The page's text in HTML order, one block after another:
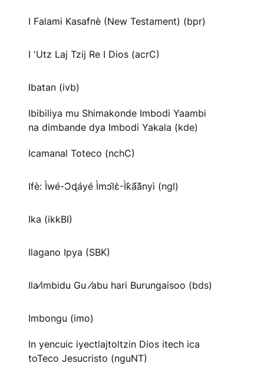
I Falami Kasafnè (New Testament) (bpr)
I ʼUtz Laj Tzij Re I Dios (acrC)
Ibatan (ivb)
Ibibiliya mu Shimakonde Imbodi Yaambi
na dimbande dya Imbodi Yakala (kde)
Icamanal Toteco (nchC)
Ifè: Ìwé-Ɔ̀ɖáyé Ìmↄl̀ɛ̀-Ìk̀ã́ã̀nyì (ngl)
Ika (ikkBI)
Ilagano Ipya (SBK)
Ila⁄imbidu Gu ⁄abu hari Burungaisoo (bds)
Imbongu (imo)
In yencuic iyectlajtoltzin Dios itech ica
toTeco Jesucristo (nguNT)